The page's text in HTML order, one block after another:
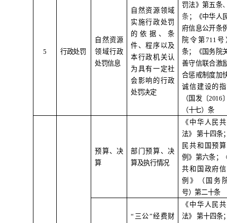
5 行政处罚
自然资源
领域行政
处罚信息
自然资源领域
实施行政处罚
的依据、条
件、程序以及
本行政机关认
为具有一定社
会影响的行政
处罚决定
罚法》第五条
条 ；《中华人
府信息公开条
院令第711 号
条；《国务院
善守信联合激
合惩戒制度加
诚信建设的
（国发〔2016
（十七）条
预算、决
算
部门预算、决
算及执行情况
《中华人民
法》
第十四条
民共和国预
例》第六条；
共和国政府
例》（国务
号）第二十条
“三公”经费财
《中华人民
法》
第十四条